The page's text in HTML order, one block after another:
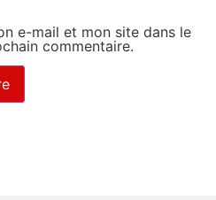
e-mail et mon site dans le
commentaire.